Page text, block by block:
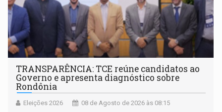
TRANSPARÊNCIA: TCE reúne candidatos ao
Governo e apresenta diagnóstico sobre
Rondônia
Eleições 2026 08 de Agosto de 2026 às 08:15